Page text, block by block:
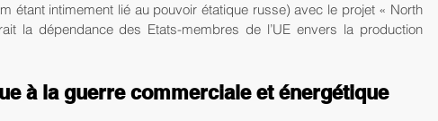
étant intimement lié au pouvoir étatique russe) avec le projet « North
la dépendance des Etats-membres de l’UE envers la production
à la guerre commerciale et énergétique